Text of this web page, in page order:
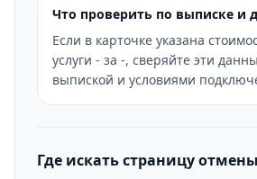
Что проверить по выписке и
Если в карточке указана
услуги - за -, сверяйте эти
выпиской и условиями
Где искать страницу